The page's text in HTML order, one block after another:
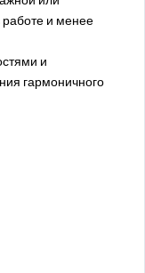
и менее
и
гармоничного